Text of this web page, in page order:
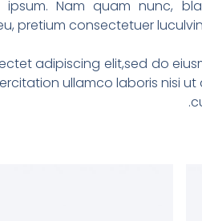
Nam quam nunc,
pretium consectetuer
adipiscing elit,sed do
ullamco laboris nisi